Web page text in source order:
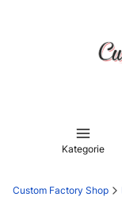
Kategorie
Custom Factory Shop